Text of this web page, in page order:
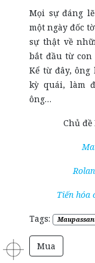
Mọi sự đáng
một ngày đốc
sự thật về
bắt đầu từ con
Kể từ đây,
kỳ quái, làm
ông…
Chủ
Tiến hóa
Tags:
Mua